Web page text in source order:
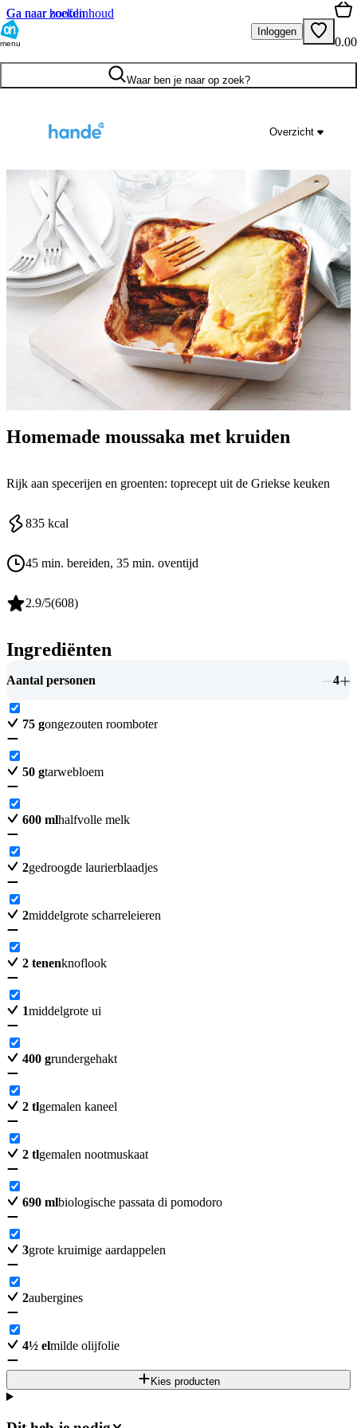
Ga naar hoofdinhoud
Ga naar zoeken
menu
Inloggen
0.00
Waar ben je naar op zoek?
Overzicht
Homemade moussaka met kruiden
Rijk aan specerijen en groenten: toprecept uit de Griekse keuken
835 kcal
45 min. bereiden, 35 min. oventijd
2.9/5(608)
Ingrediënten
Aantal personen 4
75 gongezouten roomboter
50 gtarwebloem
600 mlhalfvolle melk
2gedroogde laurierblaadjes
2middelgrote scharreleieren
2 tenenknoflook
1middelgrote ui
400 grundergehakt
2 tlgemalen kaneel
2 tlgemalen nootmuskaat
690 mlbiologische passata di pomodoro
3grote kruimige aardappelen
2aubergines
4½ elmilde olijfolie
Kies producten